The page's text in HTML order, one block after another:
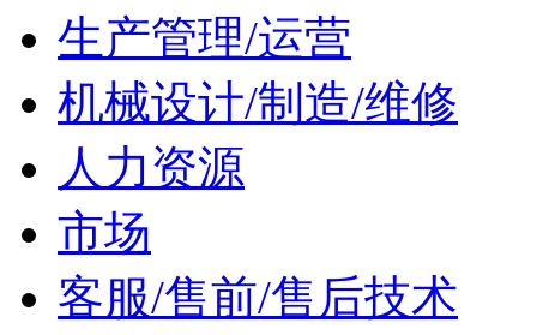
生产管理/运营
机械设计/制造/维修
人力资源
市场
客服/售前/售后技术